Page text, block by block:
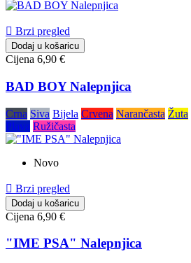
 Brzi pregled
Dodaj u košaricu
Cijena 6,90 €
BAD BOY Nalepnjica
Crna Siva Bijela Crvena Narančasta Žuta
Plava Ružičasta
Novo
 Brzi pregled
Dodaj u košaricu
Cijena 6,90 €
"IME PSA" Nalepnjica